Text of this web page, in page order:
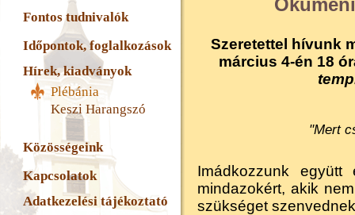
Fontos tudnivalók
Időpontok, foglalkozások
Hírek, kiadványok
Plébánia
Keszi Harangszó
Közösségeink
Kapcsolatok
Adatkezelési tájékoztató
Szeretettel hívunk
március 4-én 18
"Mert
Imádkozzunk
mindazokért, akik
szükséget